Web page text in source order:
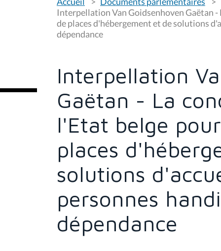
o
u
s
ê
t
Interpellation Van Goidsenhoven Gaëtan
de places d'hébergement et de solutions
dépendance
Interpellation
Gaëtan - La
l'Etat belge
places
solutions
personnes
dépendance